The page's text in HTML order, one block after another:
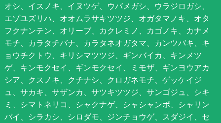
オシ、イスノキ、イヌツゲ、ウバメガシ、ウラジロガシ、
エゾユズリハ、オオムラサキツツジ、オガタマノキ、オタ
フクナンテン、オリーブ、カクレミノ、カゴノキ、カナメ
モチ、カラタチバナ、カラタネオガタマ、カンツバキ、キ
ョウチクトウ、キリシマツツジ、ギンバイカ、キンメツ
ゲ、キンモクセイ、ギンモクセイ、ミモザ、ギンヨウアカ
シア、クスノキ、クチナシ、クロガネモチ、ゲッケイジ
ュ、サカキ、サザンカ、サツキツツジ、サンゴジュ、シキ
ミ、シマトネリコ、シャクナゲ、シャシャンポ、シャリン
バイ、シラカシ、シロダモ、ジンチョウゲ、スダジイ、セ